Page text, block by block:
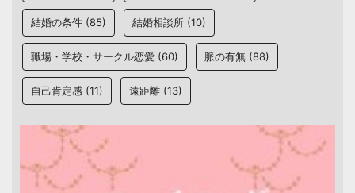
結婚の条件 (85) 結婚相談所 (10)
職場・学校・サークル恋愛 (60) 脈の有無 (88)
自己肯定感 (11) 遠距離 (13)